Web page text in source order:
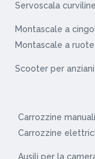
Servoscala
Montascale a
Montascale a ruote
Scooter per anziani
Carrozzine manuali
Carrozzine
Ausili per la